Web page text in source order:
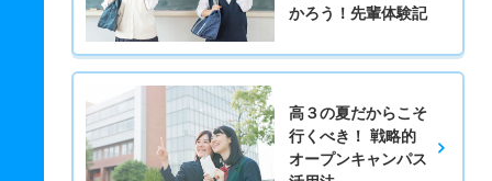
かろう！先輩体験記
高３の夏だからこそ
行くべき！ 戦略的
オープンキャンパス